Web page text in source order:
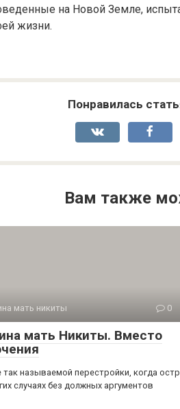
на Новой Земле,
жизни.
Понравилась
Вам также
мать никиты 0
мать Никиты. Вместо
так называемой перестройки, когда
случаях без должных аргументов